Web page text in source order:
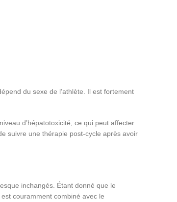
du sexe de l’athlète. Il est fortement
d’hépatotoxicité, ce qui peut affecter
suivre une thérapie post-cycle après avoir
inchangés. Étant donné que le
couramment combiné avec le